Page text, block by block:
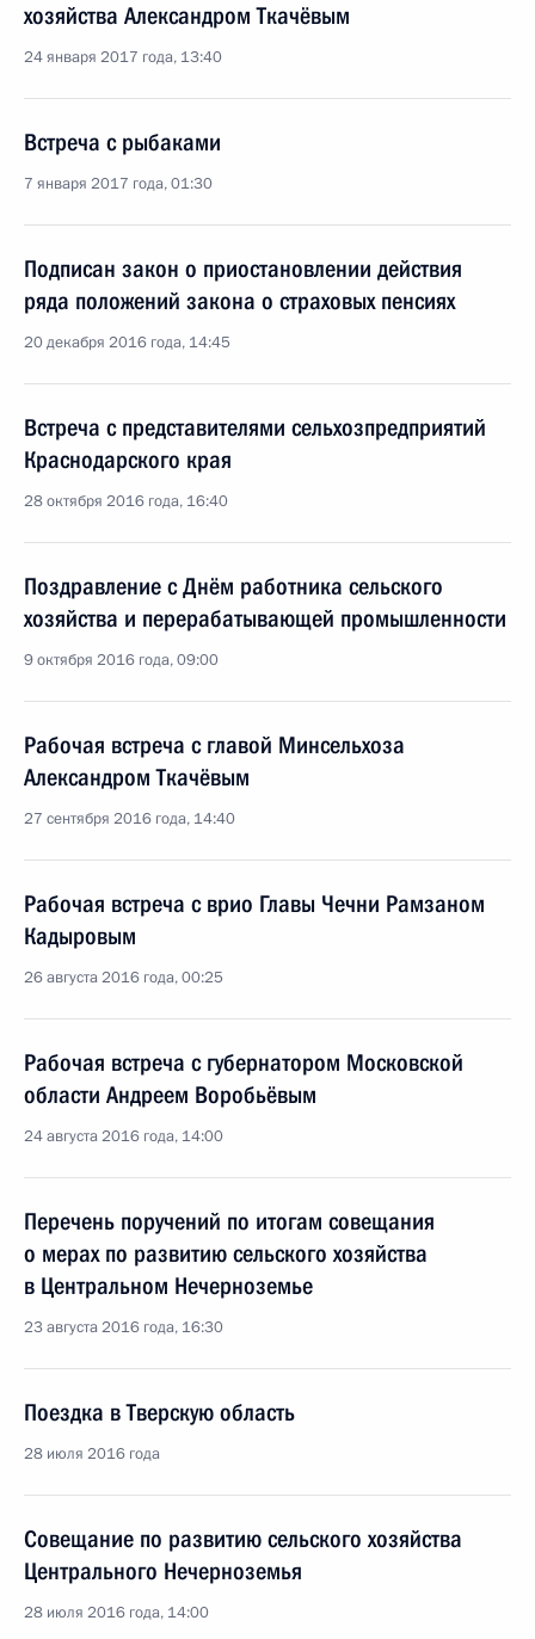
хозяйства Александром Ткачёвым
24 января 2017 года, 13:40
Встреча с рыбаками
7 января 2017 года, 01:30
Подписан закон о приостановлении действия
ряда положений закона о страховых пенсиях
20 декабря 2016 года, 14:45
Встреча с представителями сельхозпредприятий
Краснодарского края
28 октября 2016 года, 16:40
Поздравление с Днём работника сельского
хозяйства и перерабатывающей промышленности
9 октября 2016 года, 09:00
Рабочая встреча с главой Минсельхоза
Александром Ткачёвым
27 сентября 2016 года, 14:40
Рабочая встреча с врио Главы Чечни Рамзаном
Кадыровым
26 августа 2016 года, 00:25
Рабочая встреча с губернатором Московской
области Андреем Воробьёвым
24 августа 2016 года, 14:00
Перечень поручений по итогам совещания
о мерах по развитию сельского хозяйства
в Центральном Нечерноземье
23 августа 2016 года, 16:30
Поездка в Тверскую область
28 июля 2016 года
Совещание по развитию сельского хозяйства
Центрального Нечерноземья
28 июля 2016 года, 14:00